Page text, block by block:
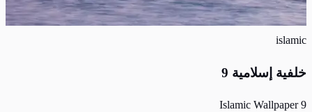
islamic
خلفية إسلامية 9
Islamic Wallpaper 9